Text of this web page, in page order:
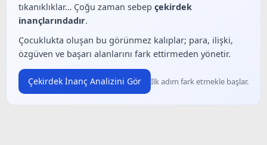
tıkanıklıklar… Çoğu zaman sebep çekirdek
inançlarındadır.
Çocuklukta oluşan bu görünmez kalıplar; para, ilişki,
özgüven ve başarı alanlarını fark ettirmeden yönetir.
Çekirdek İnanç Analizini Gör İlk adım fark etmekle başlar.